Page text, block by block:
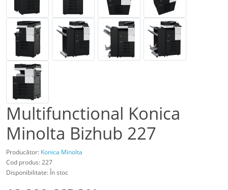
Multifunctional Konica
Minolta Bizhub 227
Producător: Konica Minolta
Cod produs: 227
Disponibilitate: În stoc